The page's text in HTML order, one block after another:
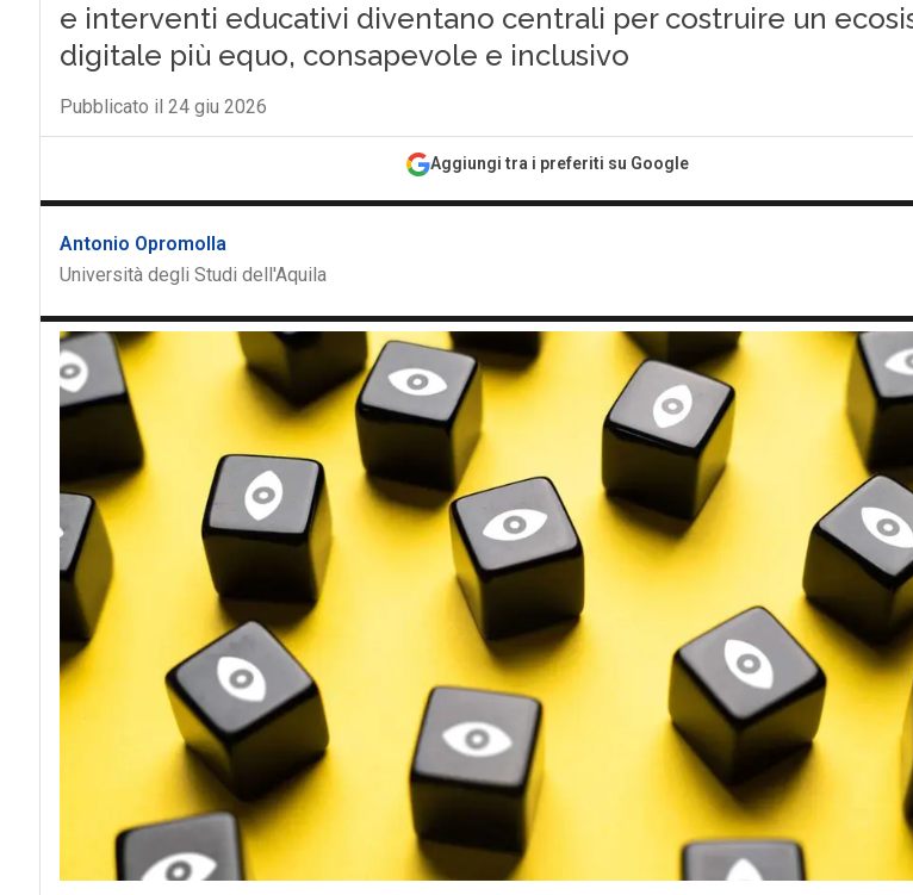
e interventi educativi diventano centrali per costruire un
digitale più equo, consapevole e inclusivo
Pubblicato il 24 giu 2026
Aggiungi tra i preferiti su Google
Antonio Opromolla
Università degli Studi dell'Aquila